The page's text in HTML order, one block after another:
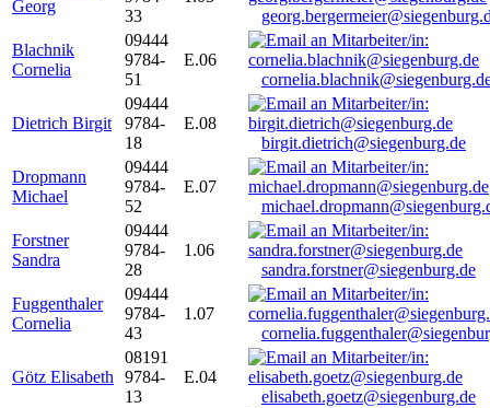
Georg
33
Blachnik
Cornelia
09444
9784-
51
E.06
Dietrich Birgit
09444
9784-
18
E.08
birgit.dietrich@siegenburg.de
Dropmann
Michael
09444
9784-
52
E.07
Forstner
Sandra
09444
9784-
28
1.06
sandra.forstner@siegenburg.de
Fuggenthaler
Cornelia
09444
9784-
43
1.07
Götz Elisabeth
08191
9784-
13
E.04
elisabeth.goetz@siegenburg.de